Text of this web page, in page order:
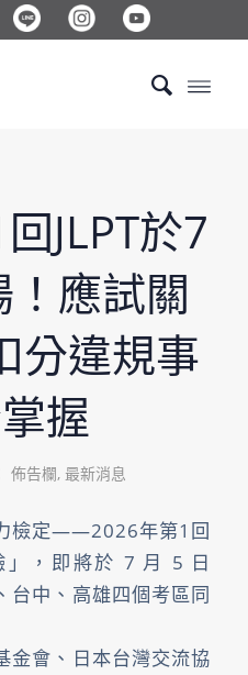
JLPT於7
應試關
分違規事
握
佈告欄, 最新消息
檢定——2026年第1回
」，即將於 7 月 5 日
台中、高雄四個考區同
金會、日本台灣交流協